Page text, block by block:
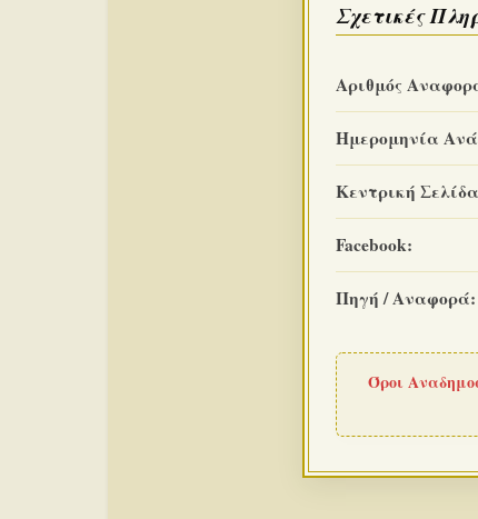
Σχετικές
Αριθμός
Ημερομηνία
Κεντρική
Facebook:
Πηγή / Αναφορά:
Όροι